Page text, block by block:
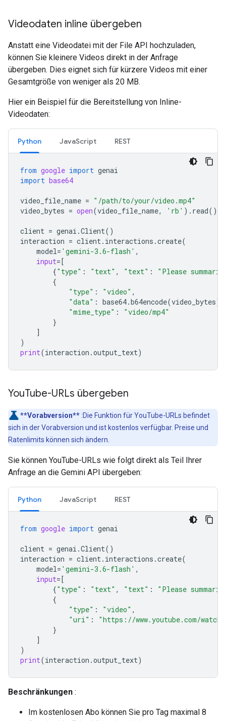
Videodaten inline übergeben
Anstatt eine Videodatei mit der File API hochzuladen,
können Sie kleinere Videos direkt in der Anfrage
übergeben. Dies eignet sich für kürzere Videos mit einer
Gesamtgröße von weniger als 20 MB.
Hier ein Beispiel für die Bereitstellung von Inline-
Videodaten:
Python JavaScript REST
from google import genai
import base64
video_file_name = "/path/to/your/video.mp4"
video_bytes = open(video_file_name, 'rb' ) . read()
client = genai .Client()
interaction = client. interactions .create(
model= 'gemini-3.6-flash' ,
input=[
{"type" : "text" , "text" :
"Please
{
"type" : "video" ,
"data" : base64.b64encode(video_bytes)
"mime_type" :
"video/mp4"
}
]
)
print(interaction .output_text)
YouTube-URLs übergeben
**Vorabversion** :Die Funktion für YouTube-URLs befindet
sich in der Vorabversion und ist kostenlos verfügbar. Preise und
Ratenlimits können sich ändern.
Sie können YouTube-URLs wie folgt direkt als Teil Ihrer
Anfrage an die Gemini API übergeben:
Python JavaScript REST
from google import genai
client = genai .Client()
interaction = client. interactions .create(
model= 'gemini-3.6-flash' ,
input=[
{"type" : "text" , "text" :
"Please
{
"type" : "video" ,
"uri" :
"https://www.youtube.com/
}
]
)
print(interaction .output_text)
Beschränkungen :
Im kostenlosen Abo können Sie pro Tag maximal 8